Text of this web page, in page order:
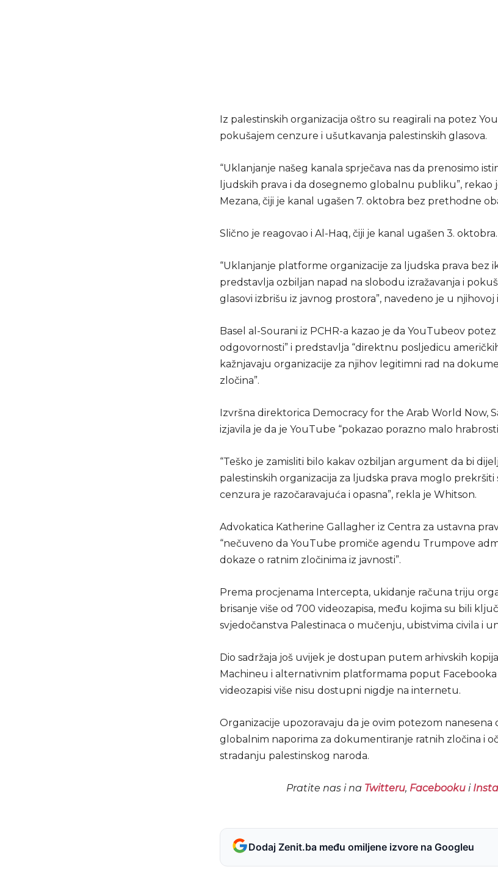
Iz palestinskih organizacija oštro su reagirali na potez
pokušajem cenzure i ušutkavanja palestinskih glasova.
“Uklanjanje našeg kanala sprječava nas da prenosimo
ljudskih prava i da dosegnemo globalnu publiku”, rekao
Mezana, čiji je kanal ugašen 7. oktobra bez prethodne
Slično je reagovao i Al-Haq, čiji je kanal ugašen 3. oktobra.
“Uklanjanje platforme organizacije za ljudska prava bez
predstavlja ozbiljan napad na slobodu izražavanja i
glasovi izbrišu iz javnog prostora”, navedeno je u njihovoj
Basel al-Sourani iz PCHR-a kazao je da YouTubeov
odgovornosti” i predstavlja “direktnu posljedicu
kažnjavaju organizacije za njihov legitimni rad na
zločina”.
Izvršna direktorica Democracy for the Arab World Now,
izjavila je da je YouTube “pokazao porazno malo
“Teško je zamisliti bilo kakav ozbiljan argument da bi
palestinskih organizacija za ljudska prava moglo prekršiti
cenzura je razočaravajuća i opasna”, rekla je Whitson.
Advokatica Katherine Gallagher iz Centra za ustavna
“nečuveno da YouTube promiče agendu Trumpove
dokaze o ratnim zločinima iz javnosti”.
Prema procjenama Intercepta, ukidanje računa triju
brisanje više od 700 videozapisa, među kojima su bili
svjedočanstva Palestinaca o mučenju, ubistvima civila i
Dio sadržaja još uvijek je dostupan putem arhivskih
Machineu i alternativnim platformama poput Facebooka
videozapisi više nisu dostupni nigdje na internetu.
Organizacije upozoravaju da je ovim potezom nanesena
globalnim naporima za dokumentiranje ratnih zločina i
stradanju palestinskog naroda.
Pratite nas i na Twitteru, Facebookui
Dodaj Zenit.ba među omiljene izvore na Googleu